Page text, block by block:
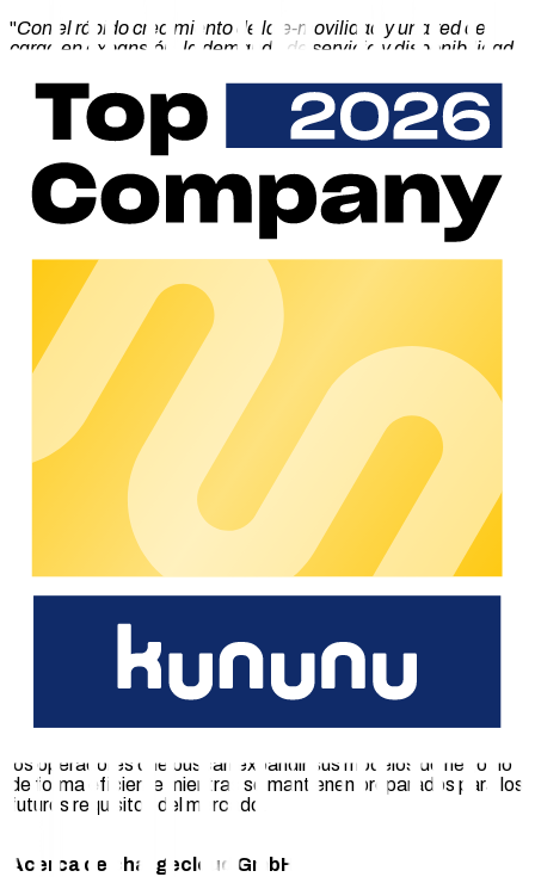
"Con el rápido crecimiento de la e-movilidad y una red de
carga en expansión, la demanda de servicio y disponibilidad
de vehículos eléctricos. A través de nuestra cooperación con
Lemonflow, estamos ampliando nuestro ecosistema con una
solución que permite un soporte fiable basado en IA sin
esfuerzos adicionales de integración", afirma Oliver Adrian,
COO/CRO de chargecloud GmbH. "
Esto ofrece a nuestros
clientes una solución desplegable de inmediato que reduce
costes, simplifica los procesos y contribuye a una experiencia
positiva para el usuario.
La integración de nuestros agentes de IA en el ecosistema
chargecloud permite a los CPO automatizar de forma fiable
los procesos de soporte mientras mejoran simultáneamente
la calidad del servicio, en 30 idiomas y sin esfuerzos de
entrenamiento recurrentes. En un mercado europeo
dinámico, este enfoque es una pieza clave para operaciones
de red de carga eficientes y, sobre todo, escalables
", explica
Konstantin Huneke, cofundador y CEO de Lemonflow
Technologies GmbH.
Servicios e innovación para la e-
movilidad
Al añadir Lemonflow.ai, chargecloud está reforzando su
cartera de servicios especializados que pueden integrarse
directamente en el ecosistema de chargecloud. El
Marketplace proporciona a los clientes empresariales acceso
centralizado a soluciones validadas que apoyan
sistemáticamente la operación, la escalabilidad y el desarrollo
posterior de su infraestructura de carga. Mediante la
combinación de un sistema operativo y soluciones de socios,
los operadores que buscan expandir sus modelos de negocio
de forma eficiente mientras se mantienen preparados para los
futuros requisitos del mercado.
Acerca de chargecloud GmbH